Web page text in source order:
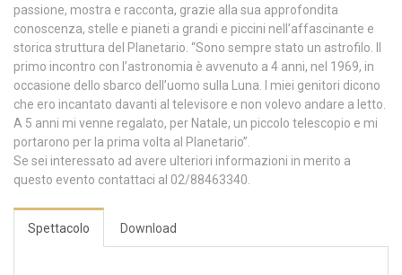
passione, mostra e racconta, grazie alla sua approfondita
conoscenza, stelle e pianeti a grandi e piccini nell’affascinante e
storica struttura del Planetario. “Sono sempre stato un astrofilo. Il
primo incontro con l’astronomia è avvenuto a 4 anni, nel 1969, in
occasione dello sbarco dell’uomo sulla Luna. I miei genitori dicono
che ero incantato davanti al televisore e non volevo andare a letto.
A 5 anni mi venne regalato, per Natale, un piccolo telescopio e mi
portarono per la prima volta al Planetario”.
Se sei interessato ad avere ulteriori informazioni in merito a
questo evento contattaci al 02/88463340.
Spettacolo Download